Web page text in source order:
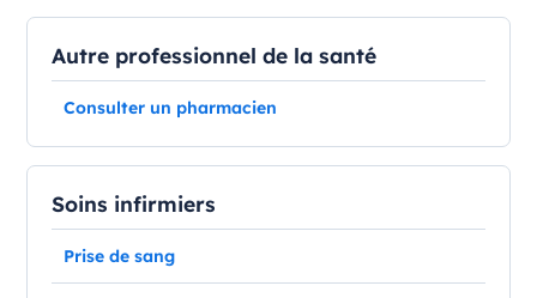
Autre professionnel de la santé
Consulter un pharmacien
Soins infirmiers
Prise de sang